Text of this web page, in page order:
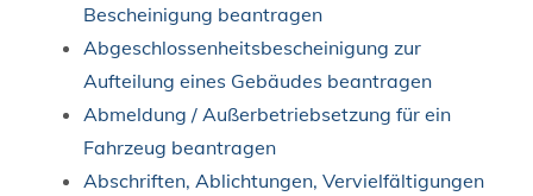
Bescheinigung beantragen
Abgeschlossenheitsbescheinigung zur
Aufteilung eines Gebäudes beantragen
Abmeldung / Außerbetriebsetzung für ein
Fahrzeug beantragen
Abschriften, Ablichtungen, Vervielfältigungen